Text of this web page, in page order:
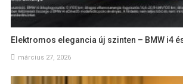
Elektromos elegancia új szinten – BMW i4
március 27, 2026